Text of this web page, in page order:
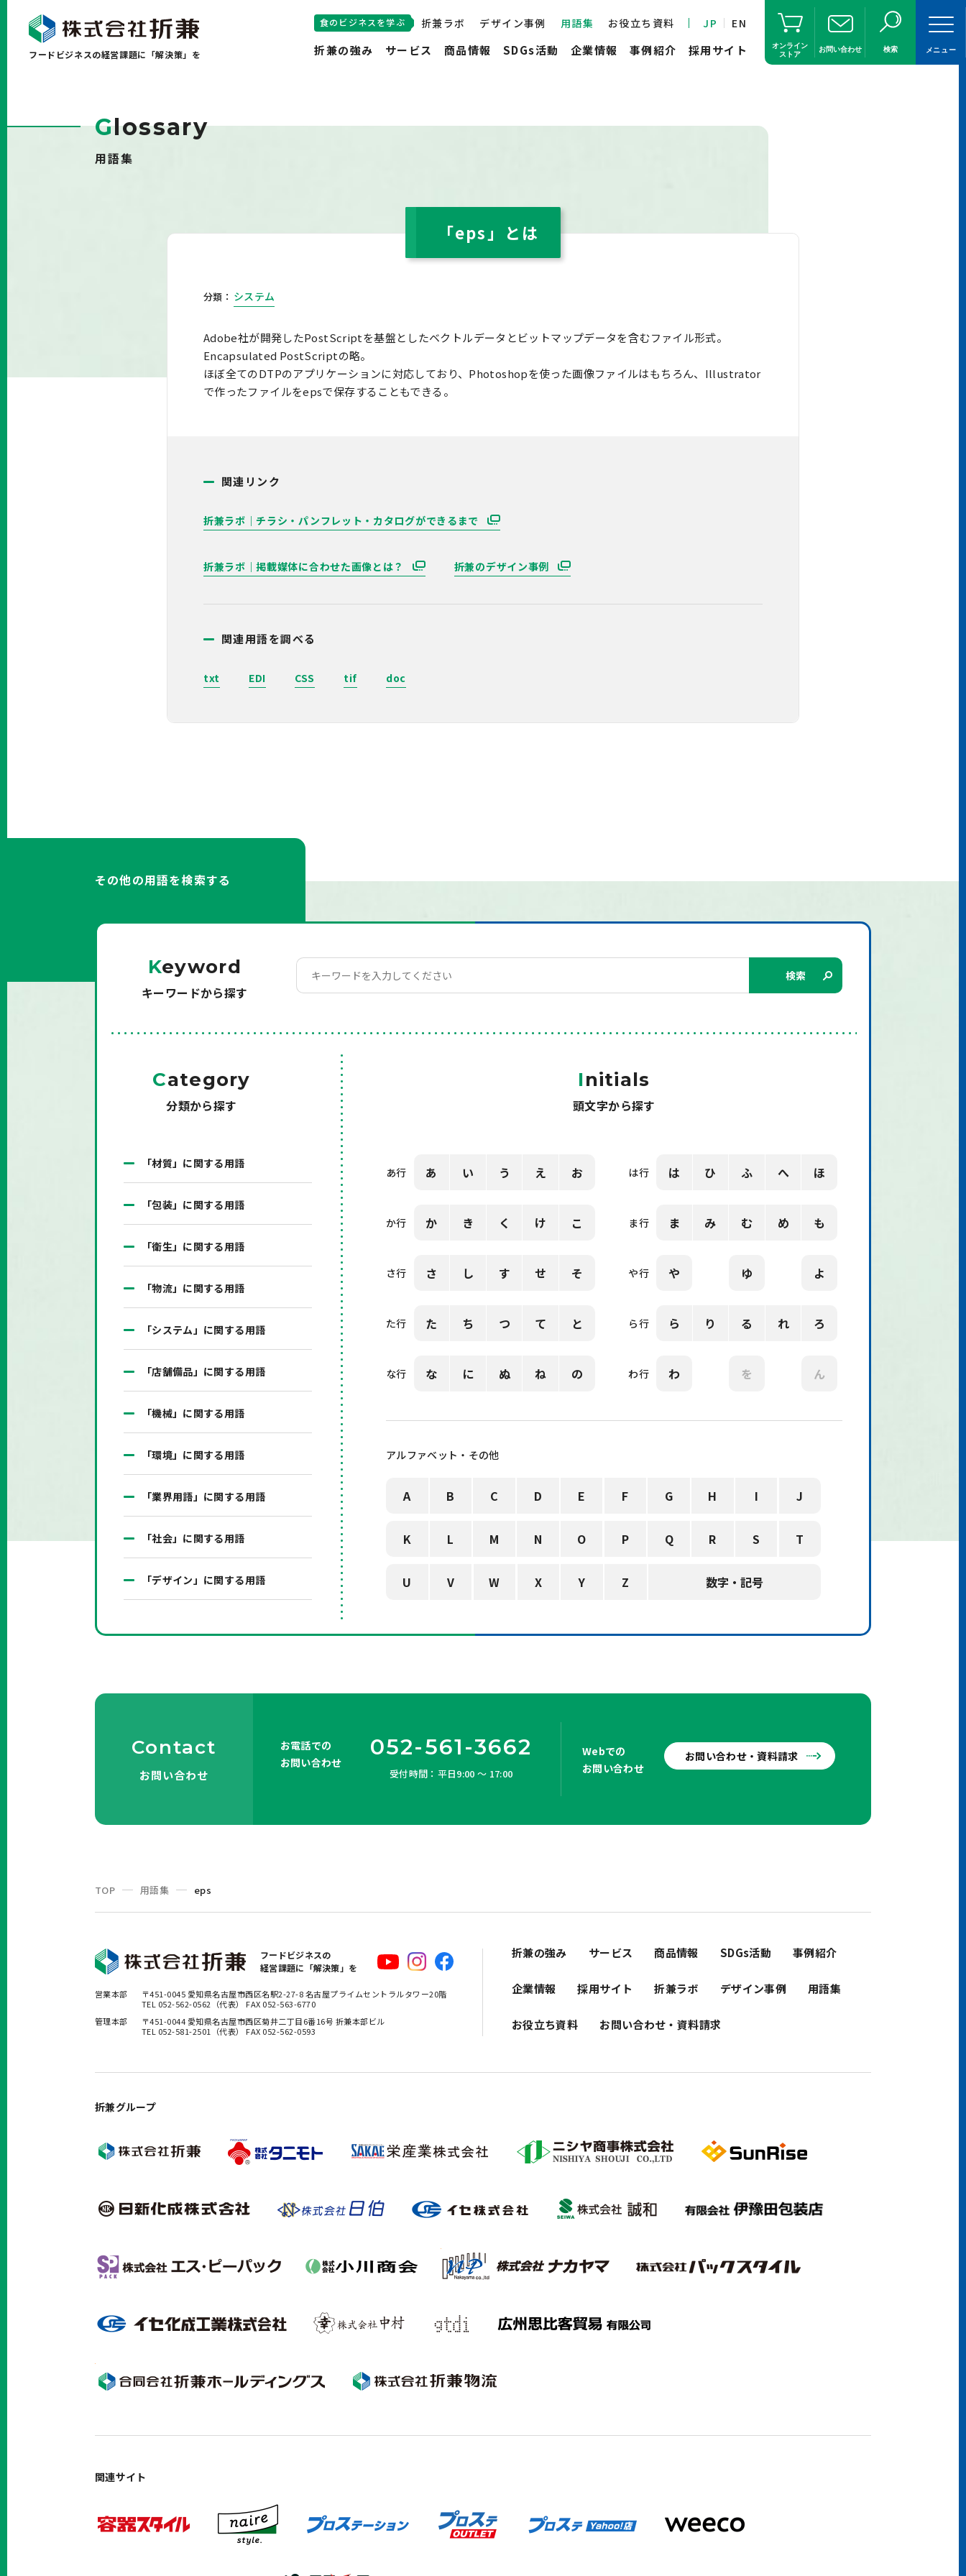
フードビジネスの経営課題に「解決策」を
食のビジネスを学ぶ 折兼ラボ デザイン事例 用語集 お役立ち資料 JP EN
折兼の強み サービス 商品情報 SDGs活動 企業情報 事例紹介 採用サイト
オンライン
ストア
お問い合わせ 検索 メニュー
Glossary
用語集
「eps」とは
分類： システム
Adobe社が開発したPostScriptを基盤としたベクトルデータとビットマップデータを含むファイル形式。
Encapsulated PostScriptの略。
ほぼ全てのDTPのアプリケーションに対応しており、Photoshopを使った画像ファイルはもちろん、Illustrator
で作ったファイルをepsで保存することもできる。
関連リンク
折兼ラボ｜チラシ・パンフレット・カタログができるまで
折兼ラボ｜掲載媒体に合わせた画像とは？ 折兼のデザイン事例
関連用語を調べる
txt EDI CSS tif doc
その他の用語を検索する
Keyword
キーワードから探す
検索
Category
分類から探す
「材質」に関する用語
「包装」に関する用語
「衛生」に関する用語
「物流」に関する用語
「システム」に関する用語
「店舗備品」に関する用語
「機械」に関する用語
「環境」に関する用語
「業界用語」に関する用語
「社会」に関する用語
「デザイン」に関する用語
Initials
頭文字から探す
あ行 あ い う え お
か行 か き く け こ
さ行 さ し す せ そ
た行 た ち つ て と
な行 な に ぬ ね の
は行 は ひ ふ へ ほ
ま行 ま み む め も
や行 や ゆ よ
ら行 ら り る れ ろ
わ行 わ を ん
アルファベット・その他
A B C D E F G H I J
K L M N O P Q R S T
U V W X Y Z 数字・記号
Contact
お問い合わせ
お電話での
お問い合わせ
052-561-3662
受付時間：平日9:00 ～ 17:00
Webでの
お問い合わせ
お問い合わせ・資料請求
TOP 用語集 eps
フードビジネスの
経営課題に「解決策」を
営業本部
〒451-0045 愛知県名古屋市西区名駅2-27-8 名古屋プライムセントラルタワー20階
TEL 052-562-0562（代表） FAX 052-563-6770
管理本部
〒451-0044 愛知県名古屋市西区菊井二丁目6番16号 折兼本部ビル
TEL 052-581-2501（代表） FAX 052-562-0593
折兼の強み サービス 商品情報 SDGs活動 事例紹介
企業情報 採用サイト 折兼ラボ デザイン事例 用語集
お役立ち資料 お問い合わせ・資料請求
折兼グループ
関連サイト